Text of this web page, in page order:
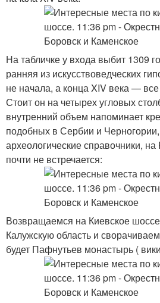
На табличке у входа выбит 1309
ранняя из искусствоведческих
не начала, а конца XIV века —
Стоит он на четырех угловых
внутренний объем напоминает
подобных в Сербии и
археологические справочники,
почти не встречается:
Возвращаемся на Киевское
Калужскую область и
будет Пафнутьев монастырь (